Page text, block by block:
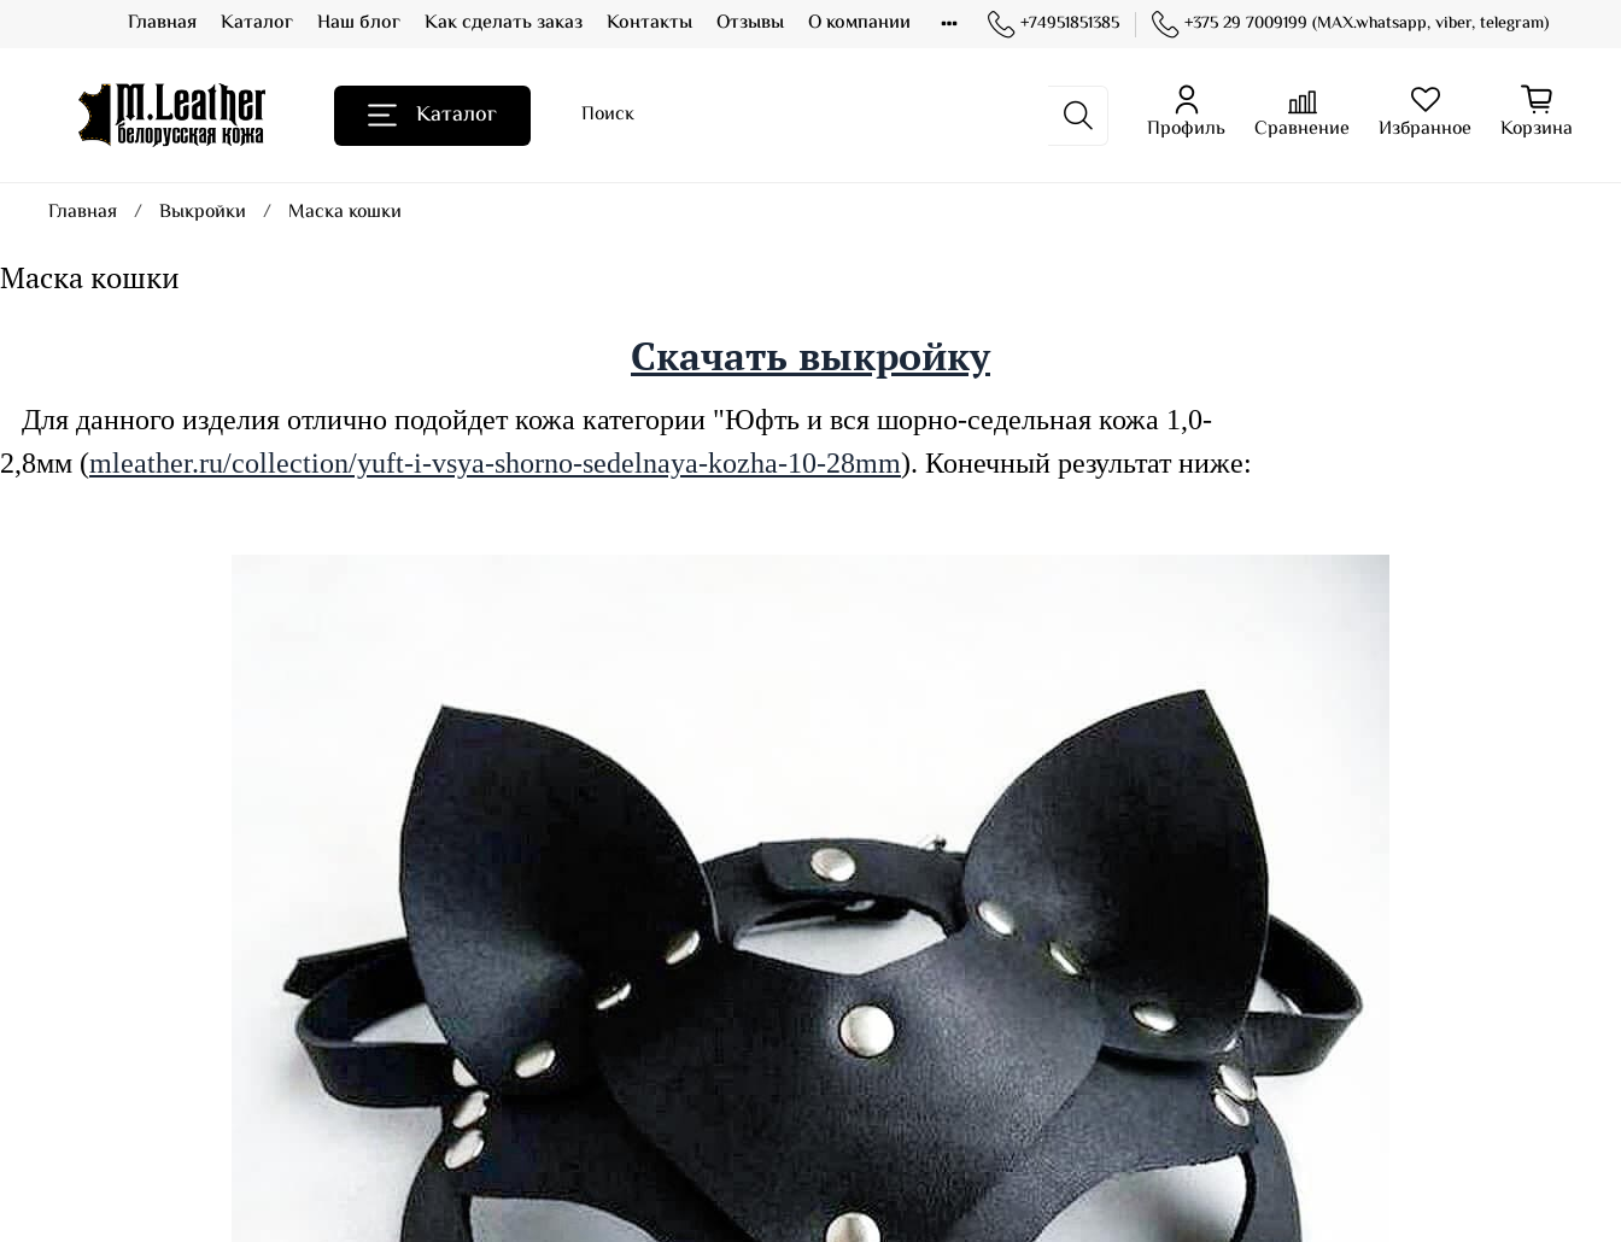
Главная Каталог Наш блог Как сделать заказ Контакты Отзывы О компании +74951851385 +375 29 7009199 (MAX.whatsapp, viber, telegram)
Каталог Профиль Сравнение Избранное Корзина
Главная Выкройки Маска кошки
Маска кошки
Скачать выкройку
Для данного изделия отлично подойдет кожа категории "Юфть и вся шорно-седельная кожа 1,0-
2,8мм (mleather.ru/collection/yuft-i-vsya-shorno-sedelnaya-kozha-10-28mm). Конечный результат ниже: